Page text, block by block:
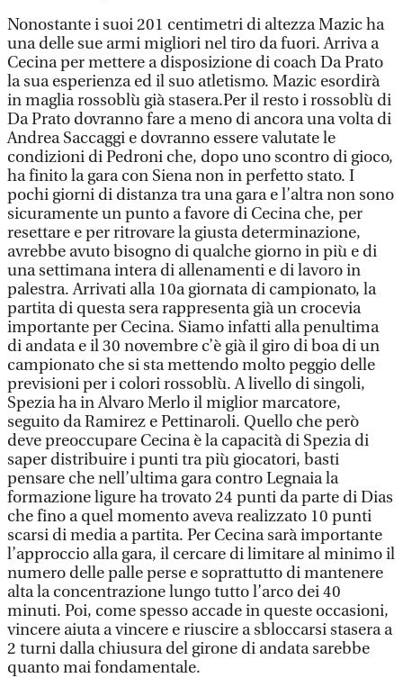
Nonostante i suoi 201 centimetri di altezza Mazic ha
una delle sue armi migliori nel tiro da fuori. Arriva a
Cecina per mettere a disposizione di coach Da Prato
la sua esperienza ed il suo atletismo. Mazic esordirà
in maglia rossoblù già stasera.Per il resto i rossoblù di
Da Prato dovranno fare a meno di ancora una volta di
Andrea Saccaggi e dovranno essere valutate le
condizioni di Pedroni che, dopo uno scontro di gioco,
ha finito la gara con Siena non in perfetto stato. I
pochi giorni di distanza tra una gara e l’altra non sono
sicuramente un punto a favore di Cecina che, per
resettare e per ritrovare la giusta determinazione,
avrebbe avuto bisogno di qualche giorno in più e di
una settimana intera di allenamenti e di lavoro in
palestra. Arrivati alla 10a giornata di campionato, la
partita di questa sera rappresenta già un crocevia
importante per Cecina. Siamo infatti alla penultima
di andata e il 30 novembre c’è già il giro di boa di un
campionato che si sta mettendo molto peggio delle
previsioni per i colori rossoblù. A livello di singoli,
Spezia ha in Alvaro Merlo il miglior marcatore,
seguito da Ramirez e Pettinaroli. Quello che però
deve preoccupare Cecina è la capacità di Spezia di
saper distribuire i punti tra più giocatori, basti
pensare che nell’ultima gara contro Legnaia la
formazione ligure ha trovato 24 punti da parte di Dias
che fino a quel momento aveva realizzato 10 punti
scarsi di media a partita. Per Cecina sarà importante
l’approccio alla gara, il cercare di limitare al minimo il
numero delle palle perse e soprattutto di mantenere
alta la concentrazione lungo tutto l’arco dei 40
minuti. Poi, come spesso accade in queste occasioni,
vincere aiuta a vincere e riuscire a sbloccarsi stasera a
2 turni dalla chiusura del girone di andata sarebbe
quanto mai fondamentale.